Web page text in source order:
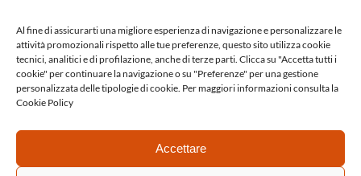
Al fine di assicurarti una migliore esperienza di navigazione e personalizzare le
attività promozionali rispetto alle tue preferenze, questo sito utilizza cookie
tecnici, analitici e di profilazione, anche di terze parti. Clicca su "Accetta tutti i
cookie" per continuare la navigazione o su "Preferenze" per una gestione
personalizzata delle tipologie di cookie. Per maggiori informazioni consulta la
Cookie Policy
Accettare
© Copyright 2022 Era Model | CF 97117660833 | Tutti i diritti
sono riservati | Made with ♥ byAgenzia LoWeb|Collabora con
noi|Cookie Policy|Privacy Policy